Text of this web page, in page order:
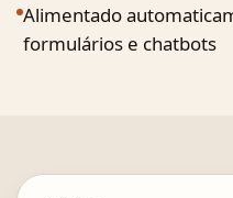
Alimentado
formulários e chatbots